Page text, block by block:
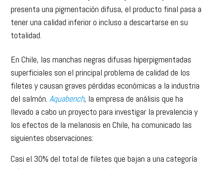
tener una calidad inferior o incluso a descartarse en su
totalidad.
En Chile, las manchas negras difusas hiperpigmentadas
filetes y causan graves pérdidas económicas a la industria
del salmón.
Aquabench
, la empresa de análisis que ha
llevado a cabo un proyecto para investigar la prevalencia y
los efectos de la melanosis en Chile, ha comunicado las
siguientes observaciones:
Casi el 30% del total de filetes que bajan a una categoría
La melanosis se da en las tres especies de salmón de